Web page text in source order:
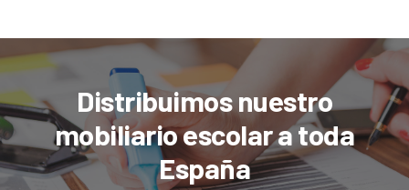
Distribuimos nuestro
mobiliario escolar a toda
España